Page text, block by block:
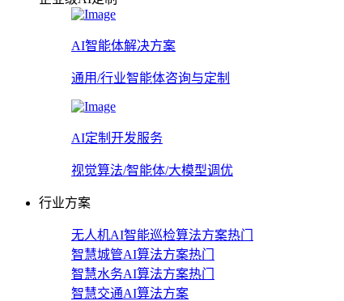
AI智能体解决方案
通用/行业智能体咨询与定制
AI定制开发服务
视觉算法/智能体/大模型调优
行业方案
无人机AI智能巡检算法方案热门
智慧城管AI算法方案热门
智慧水务AI算法方案热门
智慧交通AI算法方案